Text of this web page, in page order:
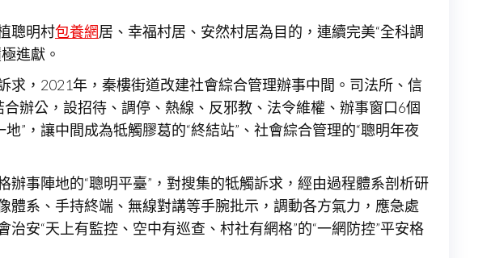
聰明村包養網居、幸福村居、安然村居為目的，連續完美“全科調
進獻。
，2021年，秦樓街道改建社會綜合管理辦事中間。司法所、信
辦公，設招待、調停、熱線、反邪教、法令維權、辦事窗口6個
”，讓中間成為牴觸膠葛的“終結站”、社會綜合管理的“聰明年夜
事陣地的“聰明平臺”，對搜集的牴觸訴求，經由過程體系剖析研
系、手持終端、無線對講等手腕批示，調動各方氣力，應急處
安“天上有監控、空中有巡查、村社有網格”的“一網防控”平安格